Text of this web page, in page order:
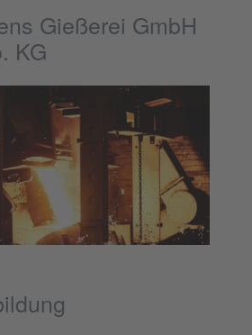
Gießerei GmbH
KG